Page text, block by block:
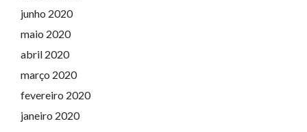
junho 2020
maio 2020
abril 2020
março 2020
fevereiro 2020
janeiro 2020